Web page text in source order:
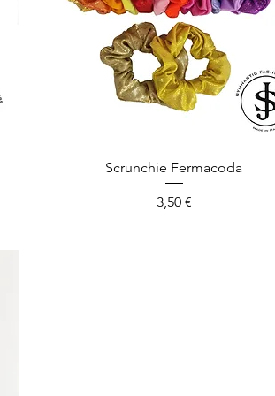
Scrunchie Fermacoda
Prezzo
3,50 €